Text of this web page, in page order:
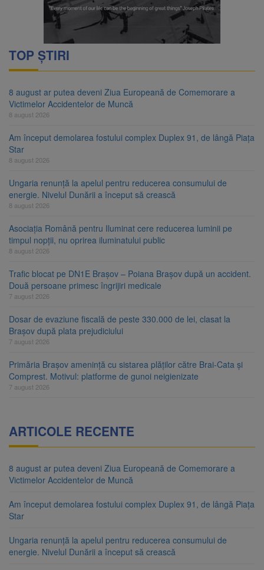
TOP ȘTIRI
8 august ar putea deveni Ziua Europeană de Comemorare a
Victimelor Accidentelor de Muncă
8 august 2026
Am început demolarea fostului complex Duplex 91, de lângă Piața
Star
8 august 2026
Ungaria renunță la apelul pentru reducerea consumului de
energie. Nivelul Dunării a început să crească
8 august 2026
Asociația Română pentru Iluminat cere reducerea luminii pe
timpul nopții, nu oprirea iluminatului public
8 august 2026
Trafic blocat pe DN1E Brașov – Poiana Brașov după un accident.
Două persoane primesc îngrijiri medicale
7 august 2026
Dosar de evaziune fiscală de peste 330.000 de lei, clasat la
Brașov după plata prejudiciului
7 august 2026
Primăria Brașov amenință cu sistarea plăților către Brai-Cata și
Comprest. Motivul: platforme de gunoi neigienizate
7 august 2026
ARTICOLE RECENTE
8 august ar putea deveni Ziua Europeană de Comemorare a
Victimelor Accidentelor de Muncă
Am început demolarea fostului complex Duplex 91, de lângă Piața
Star
Ungaria renunță la apelul pentru reducerea consumului de
energie. Nivelul Dunării a început să crească